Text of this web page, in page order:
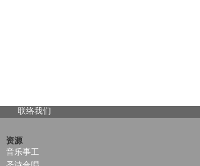
联络我们
资源
音乐事工